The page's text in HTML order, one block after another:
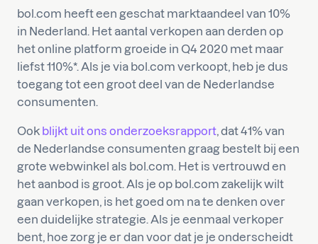
bol.com heeft een geschat marktaandeel van 10%
in Nederland. Het aantal verkopen aan derden op
het online platform groeide in Q4 2020 met maar
liefst 110%*. Als je via bol.com verkoopt, heb je dus
toegang tot een groot deel van de Nederlandse
consumenten.
Ook blijkt uit ons onderzoeksrapport, dat 41% van
de Nederlandse consumenten graag bestelt bij een
grote webwinkel als bol.com. Het is vertrouwd en
het aanbod is groot. Als je op bol.com zakelijk wilt
gaan verkopen, is het goed om na te denken over
een duidelijke strategie. Als je eenmaal verkoper
bent, hoe zorg je er dan voor dat je je onderscheidt